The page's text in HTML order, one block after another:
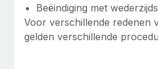
Secundaire
Eenvoudig secundaire
beheren
BLOG
Beëindiging met
Voor verschillende redenen
gelden verschillende